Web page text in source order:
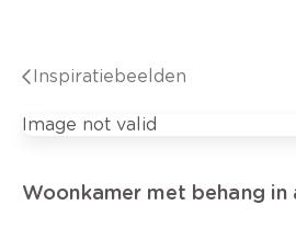
Inspiratiebeelden
Image not valid
Woonkamer met behang in